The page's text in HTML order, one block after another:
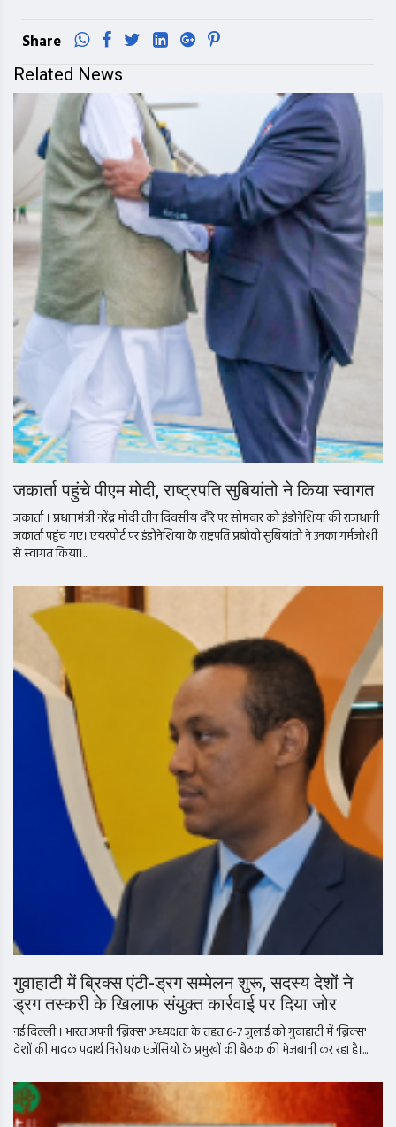
Share
Related News
जकार्ता पहुंचे पीएम मोदी, राष्ट्रपति सुबियांतो ने किया स्वागत
जकार्ता । प्रधानमंत्री नरेंद्र मोदी तीन दिवसीय दौरे पर सोमवार को इंडोनेशिया की राजधानी
जकार्ता पहुंच गए। एयरपोर्ट पर इंडोनेशिया के राष्ट्रपति प्रबोवो सुबियांतो ने उनका गर्मजोशी
से स्वागत किया।...
गुवाहाटी में ब्रिक्स एंटी-ड्रग सम्मेलन शुरू, सदस्य देशों ने
ड्रग तस्करी के खिलाफ संयुक्त कार्रवाई पर दिया जोर
नई दिल्ली । भारत अपनी 'ब्रिक्स' अध्यक्षता के तहत 6-7 जुलाई को गुवाहाटी में 'ब्रिक्स'
देशों की मादक पदार्थ निरोधक एजेंसियों के प्रमुखों की बैठक की मेजबानी कर रहा है।...